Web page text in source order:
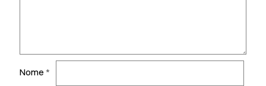
Nome *